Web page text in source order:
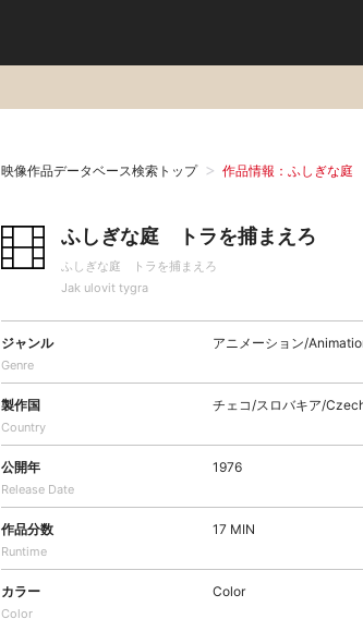
映像作品データベース検索トップ 作品情報：ふしぎな庭
ふしぎな庭 トラを捕まえろ
ふしぎな庭 トラを捕まえろ
Jak ulovit tygra
ジャンル
Genre
アニメーション/
製作国
Country
チェコ/スロバキア/
公開年
Release Date
1976
作品分数
Runtime
17 MIN
カラー
Color
Color